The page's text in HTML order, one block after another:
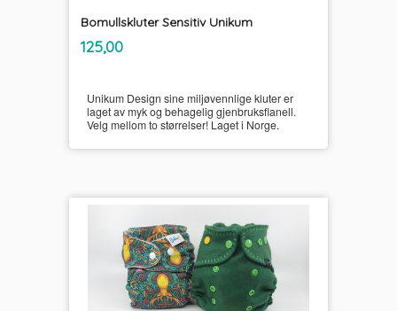
Bomullskluter Sensitiv Unikum
Pris
125,00mva.
Unikum Design sine miljøvennlige kluter er
laget av myk og behagelig gjenbruksflanell.
Velg mellom to størrelser! Laget i Norge.